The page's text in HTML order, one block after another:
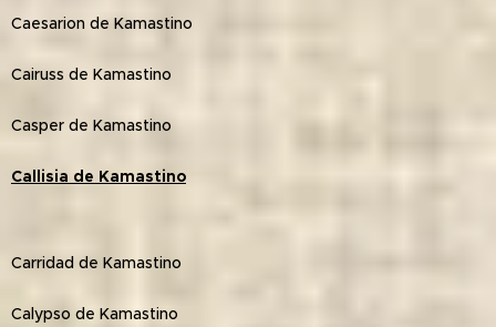
Caesarion de Kamastino
Cairuss de Kamastino
Casper de Kamastino
Callisia de Kamastino
Carridad de Kamastino
Calypso de Kamastino